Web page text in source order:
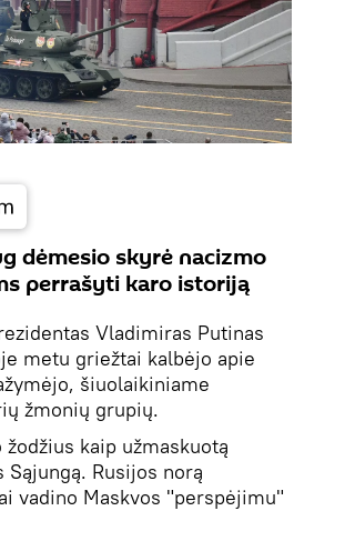
dėmesio skyrė nacizmo
perrašyti karo istoriją
Vladimiras Putinas
metu griežtai kalbėjo apie
šiuolaikiniame
žmonių grupių.
kaip užmaskuotą
Rusijos norą
vadino Maskvos "perspėjimu"